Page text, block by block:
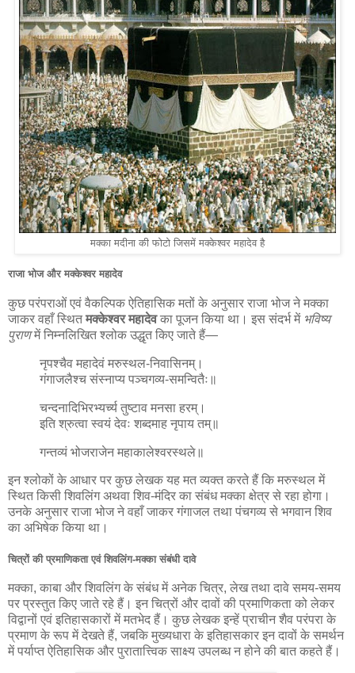
मक्का मदीना की फोटो जिसमें मक्केश्वर महादेव है
राजा भोज और मक्केश्वर महादेव
कुछ परंपराओं एवं वैकल्पिक ऐतिहासिक मतों के अनुसार राजा भोज ने मक्का
जाकर वहाँ स्थितमक्केश्वर महादेवका पूजन किया था। इस संदर्भ में भविष्य
पुराणमें निम्नलिखित श्लोक उद्धृत किए जाते हैं—
नृपश्चैव महादेवं मरुस्थल-निवासिनम्।
गंगाजलैश्च संस्नाप्य पञ्चगव्य-समन्वितैः॥
चन्दनादिभिरभ्यर्च्य तुष्टाव मनसा हरम्।
इति श्रुत्वा स्वयं देवः शब्दमाह नृपाय तम्॥
गन्तव्यं भोजराजेन महाकालेश्वरस्थले॥
इन श्लोकों के आधार पर कुछ लेखक यह मत व्यक्त करते हैं कि मरुस्थल में
स्थित किसी शिवलिंग अथवा शिव-मंदिर का संबंध मक्का क्षेत्र से रहा होगा।
उनके अनुसार राजा भोज ने वहाँ जाकर गंगाजल तथा पंचगव्य से भगवान शिव
का अभिषेक किया था।
चित्रों की प्रमाणिकता एवं शिवलिंग-मक्का संबंधी दावे
मक्का, काबा और शिवलिंग के संबंध में अनेक चित्र, लेख तथा दावे समय-समय
पर प्रस्तुत किए जाते रहे हैं। इन चित्रों और दावों की प्रमाणिकता को लेकर
विद्वानों एवं इतिहासकारों में मतभेद हैं। कुछ लेखक इन्हें प्राचीन शैव परंपरा के
प्रमाण के रूप में देखते हैं, जबकि मुख्यधारा के इतिहासकार इन दावों के समर्थन
में पर्याप्त ऐतिहासिक और पुरातात्त्विक साक्ष्य उपलब्ध न होने की बात कहते हैं।